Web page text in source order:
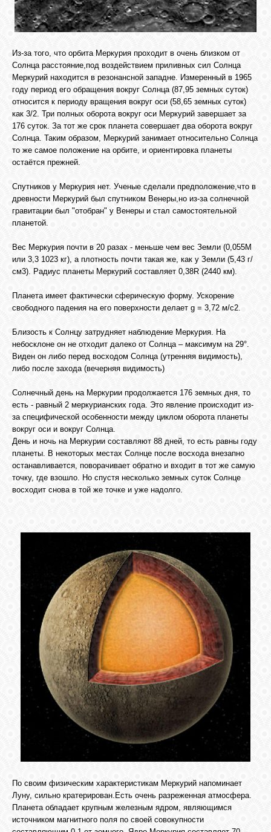
Из-за того, что орбита Меркурия проходит в очень близком от
Солнца расстояние,под воздействием приливных сил Солнца
Меркурий находится в резонансной западне. Измеренный в 1965
году период его обращения вокруг Солнца (87,95 земных суток)
относится к периоду вращения вокруг оси (58,65 земных суток)
как 3/2. Три полных оборота вокруг оси Меркурий завершает за
176 суток. За тот же срок планета совершает два оборота вокруг
Солнца. Таким образом, Меркурий занимает относительно Солнца
то же самое положение на орбите, и ориентировка планеты
остаётся прежней.
Спутников у Меркурия нет. Ученые сделали предположение,что в
древности Меркурий был спутником Венеры,но из-за солнечной
гравитации был "отобран" у Венеры и стал самостоятельной
планетой.
Вес Меркурия почти в 20 разах - меньше чем вес Земли (0,055M
или 3,3 1023 кг), а плотность почти такая же, как у Земли (5,43 г/
см3). Радиус планеты Меркурий составляет 0,38R (2440 км).
Планета имеет фактически сферическую форму. Ускорение
свободного падения на его поверхности делает g = 3,72 м/с2.
Близость к Солнцу затрудняет наблюдение Меркурия. На
небосклоне он не отходит далеко от Солнца – максимум на 29°.
Виден он либо перед восходом Солнца (утренняя видимость),
либо после захода (вечерняя видимость)
Солнечный день на Меркурии продолжается 176 земных дня, то
есть - равный 2 меркурианских года. Это явление происходит из-
за специфической особенности между циклом оборота планеты
вокруг оси и вокруг Солнца.
День и ночь на Меркурии составляют 88 дней, то есть равны году
планеты. В некоторых местах Солнце после восхода внезапно
останавливается, поворачивает обратно и входит в тот же самую
точку, где взошло. Но спустя несколько земных суток Солнце
восходит снова в той же точке и уже надолго.
По своим физическим характеристикам Меркурий напоминает
Луну, сильно кратерирован.Есть очень разреженная атмосфера.
Планета обладает крупным железным ядром, являющимся
источником магнитного поля по своей совокупности